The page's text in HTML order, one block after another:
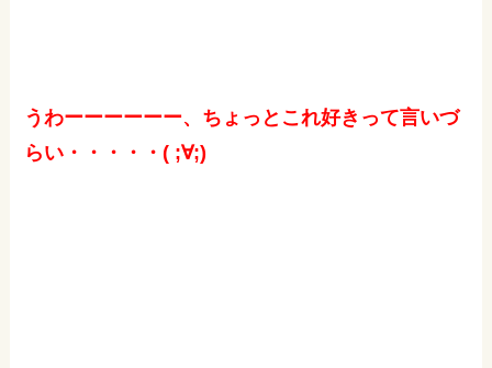
うわーーーーーー、ちょっとこれ好きって言いづ
らい・・・・・( ;∀;)